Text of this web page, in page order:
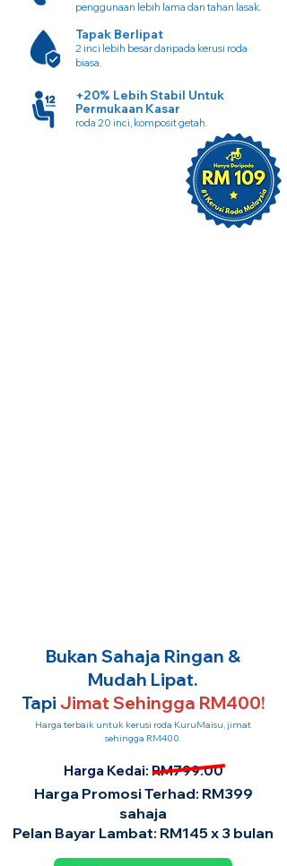
penggunaan lebih lama dan tahan lasak.
Tapak Berlipat
2 inci lebih besar daripada kerusi roda
biasa.
+20% Lebih Stabil Untuk
Permukaan Kasar
roda 20 inci, komposit getah.
Bukan Sahaja Ringan &
Mudah Lipat.
Tapi Jimat Sehingga RM400!
Harga terbaik untuk kerusi roda KuruMaisu, jimat
sehingga RM400.
Harga Kedai: RM799.00
Harga Promosi Terhad: RM399
sahaja
Pelan Bayar Lambat: RM145 x 3 bulan